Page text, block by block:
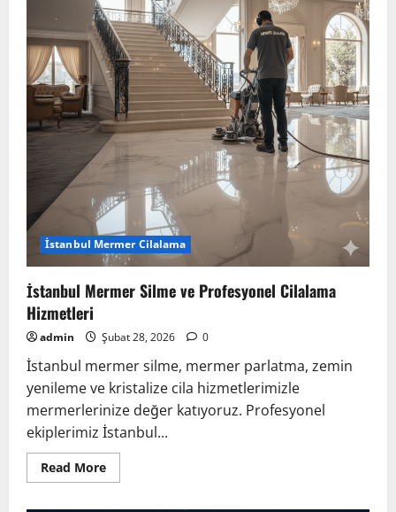
İstanbul Mermer Cilalama
İstanbul Mermer Silme ve Profesyonel Cilalama
Hizmetleri
admin Şubat 28, 2026 0
İstanbul mermer silme, mermer parlatma, zemin
yenileme ve kristalize cila hizmetlerimizle
mermerlerinize değer katıyoruz. Profesyonel
ekiplerimiz İstanbul...
Read MoreRead
more